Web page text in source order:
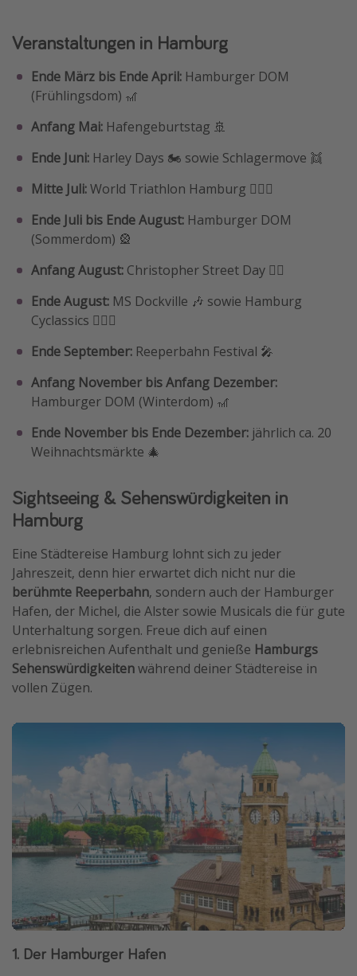
Veranstaltungen in Hamburg
Ende März bis Ende April: Hamburger DOM
(Frühlingsdom) 🎢
Anfang Mai: Hafengeburtstag 🚢
Ende Juni: Harley Days 🏍 sowie Schlagermove 👯
Mitte Juli:World Triathlon Hamburg 🏃🏽‍♀️
Ende Juli bis Ende August: Hamburger DOM
(Sommerdom) 🎡
Anfang August: Christopher Street Day 🏳️‍🌈
Ende August: MS Dockville 🎶 sowie Hamburg
Cyclassics 🚴🏼‍♀️
Ende September: Reeperbahn Festival 🎤
Anfang November bis Anfang Dezember:
Hamburger DOM (Winterdom) 🎢
Ende November bis Ende Dezember: jährlich ca. 20
Weihnachtsmärkte 🎄
Sightseeing & Sehenswürdigkeiten in
Hamburg
Eine Städtereise Hamburg lohnt sich zu jeder
Jahreszeit, denn hier erwartet dich nicht nur die
berühmte Reeperbahn, sondern auch der Hamburger
Hafen, der Michel, die Alster sowie Musicals die für gute
Unterhaltung sorgen. Freue dich auf einen
erlebnisreichen Aufenthalt und genieße Hamburgs
Sehenswürdigkeitenwährend deiner Städtereise in
vollen Zügen.
1. Der Hamburger Hafen